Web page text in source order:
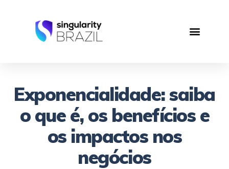
Exponencialidade: saiba
o que é, os benefícios e
os impactos nos
negócios